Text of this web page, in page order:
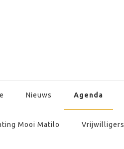
Nieuws Agenda
Mooi Matilo Vrijwilligers